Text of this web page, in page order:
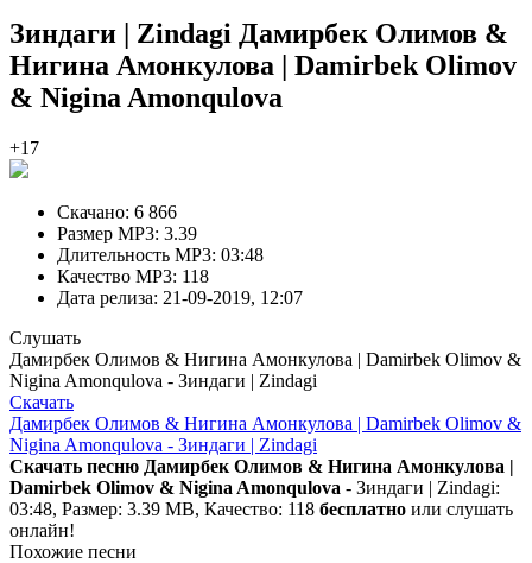
Зиндаги | Zindagi Дамирбек Олимов &
Нигина Амонкулова | Damirbek Olimov
& Nigina Amonqulova
+17
Скачано: 6 866
Размер MP3: 3.39
Длительность MP3: 03:48
Качество MP3: 118
Дата релиза: 21-09-2019, 12:07
Слушать
Дамирбек Олимов & Нигина Амонкулова | Damirbek Olimov &
Nigina Amonqulova - Зиндаги | Zindagi
Скачать
Дамирбек Олимов & Нигина Амонкулова | Damirbek Olimov &
Nigina Amonqulova - Зиндаги | Zindagi
Скачать песню Дамирбек Олимов & Нигина Амонкулова |
Damirbek Olimov & Nigina Amonqulova - Зиндаги | Zindagi:
03:48, Размер: 3.39 MB, Качество: 118 бесплатно или слушать
онлайн!
Похожие песни